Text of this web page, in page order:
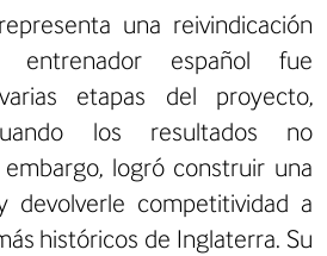
una reivindicación
español fue
etapas del proyecto,
los resultados no
embargo, logró construir una
devolverle competitividad a
históricos de Inglaterra. Su